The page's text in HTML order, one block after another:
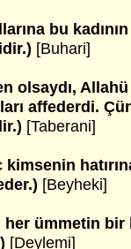
bu
[Buhari]
olsaydı,
affederdi.
[Taberani]
[Beyheki]
ümmetin bir
[Deylemi]